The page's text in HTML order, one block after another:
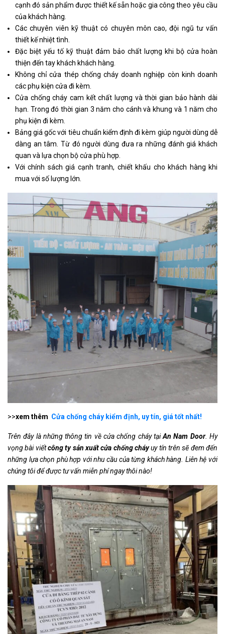
cạnh đó sản phẩm được thiết kế sẵn hoặc gia công theo yêu cầu
của khách hàng.
Các chuyên viên kỹ thuật có chuyên môn cao, đội ngũ tư vấn
thiết kế nhiệt tình.
Đặc biệt yếu tố kỹ thuật đảm bảo chất lượng khi bộ cửa hoàn
thiện đến tay khách khách hàng.
Không chỉ cửa thép chống cháy doanh nghiệp còn kinh doanh
các phụ kiện cửa đi kèm.
Cửa chống cháy cam kết chất lượng và thời gian bảo hành dài
hạn. Trong đó thời gian 3 năm cho cánh và khung và 1 năm cho
phụ kiện đi kèm.
Bảng giá gốc với tiêu chuẩn kiểm định đi kèm giúp người dùng dễ
dàng an tâm. Từ đó người dùng đưa ra những đánh giá khách
quan và lựa chọn bộ cửa phù hợp.
Với chính sách giá cạnh tranh, chiết khấu cho khách hàng khi
mua với số lượng lớn.
>>xem thêm Cửa chống cháy kiểm định, uy tín, giá tốt nhất!
Trên đây là những thông tin về cửa chống cháy tạiAn Nam Door. Hy
vọng bài viếtcông ty sản xuất cửa chống cháyuy tín trên sẽ đem đến
những lựa chọn phù hợp với nhu cầu của từng khách hàng. Liên hệ với
chúng tôi để được tư vấn miễn phí ngay thôi nào!